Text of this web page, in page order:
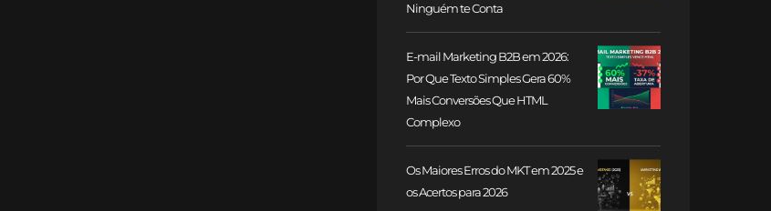
Ninguém te Conta
E-mail Marketing B2B em 2026:
Por Que Texto Simples Gera 60%
Mais Conversões Que HTML
Complexo
Os Maiores Erros do MKT em 2025 e
os Acertos para 2026